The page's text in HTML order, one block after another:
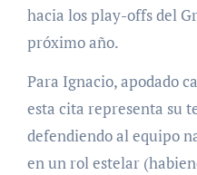
hacia los play-offs del
próximo año.
Para Ignacio, apodado
esta cita representa su
defendiendo al equipo
en un rol estelar